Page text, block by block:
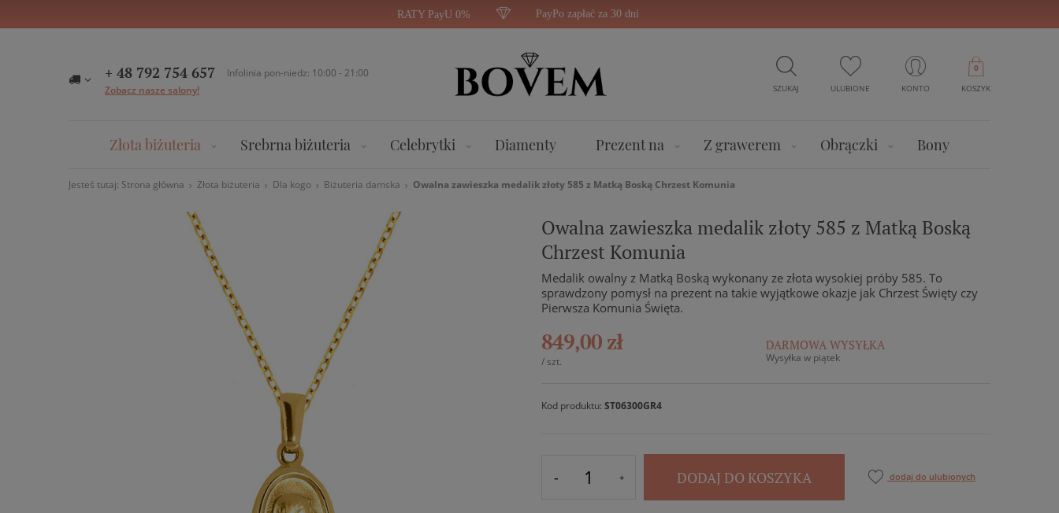
RATY PayU 0% PayPo zapłać za 30 dni
+ 48 792 754 657
Infolinia pon-niedz: 10:00 - 21:00
Zobacz nasze salony!
SZUKAJ ULUBIONE KONTO KOSZYK
0
Złota biżuteria Srebrna biżuteria Celebrytki Diamenty Prezent na Z grawerem Obrączki Bony
Jesteś tutaj: Strona główna Złota biżuteria Dla kogo Biżuteria damska Owalna zawieszka medalik złoty 585 z Matką Boską Chrzest Komunia
Owalna zawieszka medalik złoty 585 z Matką Boską
Chrzest Komunia
Medalik owalny z Matką Boską wykonany ze złota wysokiej próby 585. To
sprawdzony pomysł na prezent na takie wyjątkowe okazje jak Chrzest Święty czy
Pierwsza Komunia Święta.
849,00 zł
/ szt.
DARMOWA WYSYŁKA
Wysyłka w piątek
Kod produktu: ST06300GR4
DODAJ DO KOSZYKA dodaj do ulubionych